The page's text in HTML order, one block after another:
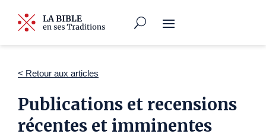
< Retour aux articles
Publications et recensions
récentes et imminentes